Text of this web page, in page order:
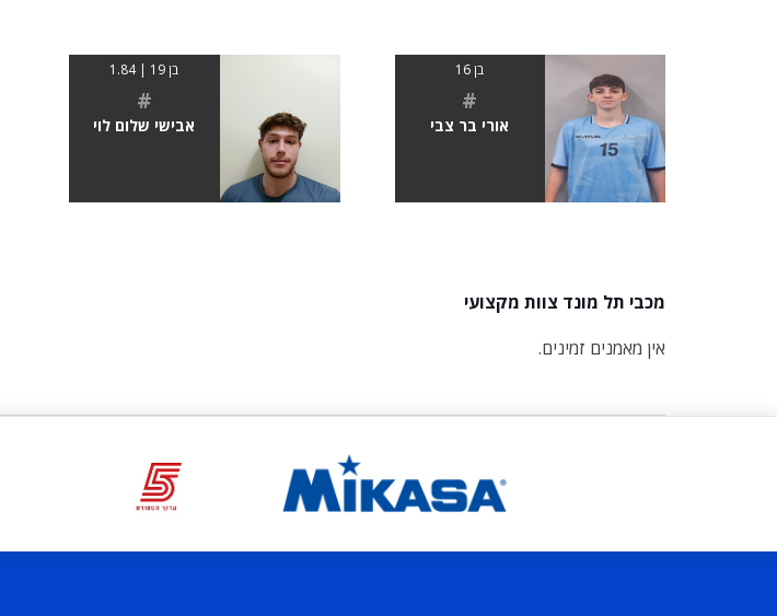
בן 16
#
אורי בר צבי
בן 19 | 1.84
#
אבישי שלום לוי
מכבי תל מונד צוות מקצועי
אין מאמנים זמינים.